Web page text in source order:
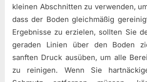
kleinen Abschnitten zu verwenden,
dass der Boden gleichmäßig
Ergebnisse zu erzielen, sollten Sie
geraden Linien über den Boden
sanften Druck ausüben, um alle
zu reinigen. Wenn Sie